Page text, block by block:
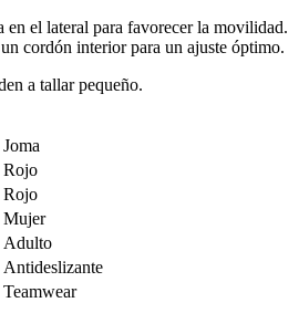
en el lateral para favorecer la movilidad.
cordón interior para un ajuste óptimo.
a tallar pequeño.
Joma
Rojo
Rojo
Mujer
Adulto
Antideslizante
Teamwear